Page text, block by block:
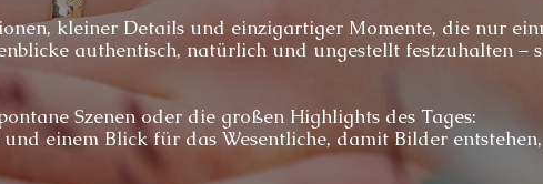
kleiner Details und einzigartiger Momente, die nur
authentisch, natürlich und ungestellt festzuhalten –
Szenen oder die großen Highlights des Tages:
einem Blick für das Wesentliche, damit Bilder